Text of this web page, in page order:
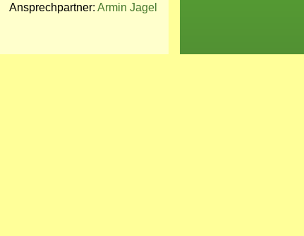
Ansprechpartner: Armin Jagel